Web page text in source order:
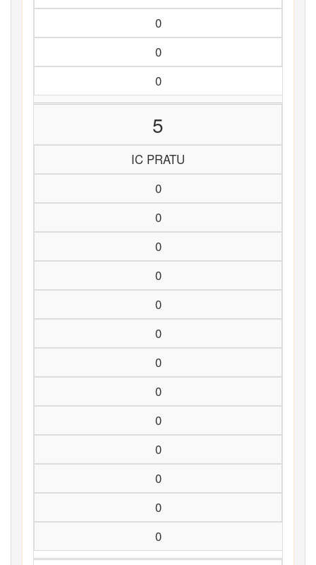
0
0
0
5
IC PRATU
0
0
0
0
0
0
0
0
0
0
0
0
0